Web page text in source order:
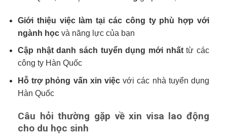
Giới thiệu việc làm tại các công ty phù hợp với
ngành học và năng lực của bạn
Cập nhật danh sách tuyển dụng mới nhấttừ các
công ty Hàn Quốc
Hỗ trợ phỏng vấn xin việc với các nhà tuyển dụng
Hàn Quốc
Câu hỏi thường gặp về xin visa lao động
cho du học sinh